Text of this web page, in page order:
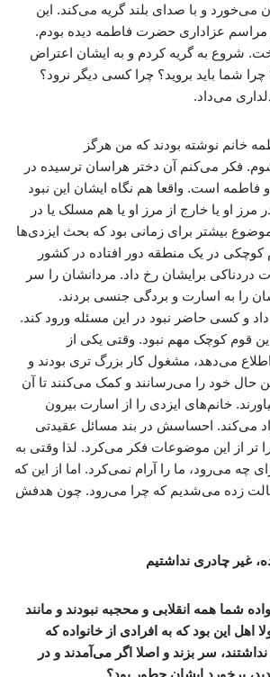
می‌خورد و با صدای بلند گریه می‌کند. این
عزاداری حضرت فاطمه دیده بودم.
شروع به گریه کردم و به ایشان اعتراض
شما باید بروید؟ چرا کسی دیگر نرود؟
می‌داد.
خانم نوشته بودند که من هرگز
فکر می‌کنم آن دختر هراسان ترسیده در
فاطمه است. واقعا هم نگاه ایشان این نبود
مرز او یا خارج از مرز او یا هم مسلک یا در
بیشتر برای زمانی بود که بحث ایزدی‌ها
کوچکی در یک منطقه دور افتاده در کشور
دردناکی برایشان رخ داد. مردانشان را سر
را به اسارت و بردگی جنسی بردند.
و کسی حاضر نبود در این مسئله ورود کند.
قوم کوچک مهم نبود. وقتی یکی از
می‌دهد، مشغول کار بزرگ تری بودند و
حال خود را می‌رسانند و کمک می‌کنند تا آن
خانم‌های ایزدی را از اسارت بیرون
می‌کند. احساسش در بند مسائل عقیدتی
تر از این موضوعات فکر می‌کرد. لذا وقتی به
چه می‌رود، ما را آرام نمی‌کرد. اما از این که
زده می‌شدیم که چرا می‌رود. چون هدفش
غیر چادری نداشتیم
شما همه انقلابی و محجبه نبودند و مانند
اهل این بود که به افرادی از خانواده که
سر بزند و اصلا اگر می‌آمدند و در
برخورد ایشان چطور بود؟